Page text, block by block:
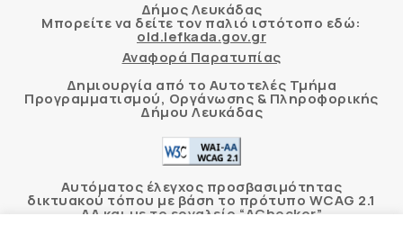
Δήμος Λευκάδας
Μπορείτε να δείτε τον παλιό ιστότοπο εδώ:
old.lefkada.gov.gr
Αναφορά Παρατυπίας
Δημιουργία από το Αυτοτελές Τμήμα
Προγραμματισμού, Οργάνωσης & Πληροφορικής
Δήμου Λευκάδας
Αυτόματος έλεγχος προσβασιμότητας
δικτυακού τόπου με βάση το πρότυπο WCAG 2.1
AA και με το εργαλείο “AChecker”